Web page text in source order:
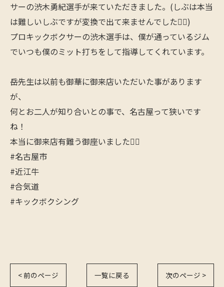
サーの渋木勇紀選手が来ていただきました。(しぶは本当
は難しいしぶですが変換で出て来ませんでした🙇‍♂️)
プロキックボクサーの渋木選手は、僕が通っているジム
でいつも僕のミット打ちをして指導してくれています。
岳先生は以前も御華に御来店いただいた事があります
が、
何とお二人が知り合いとの事で、名古屋って狭いです
ね！
本当に御来店有難う御座いました🙋‍♂️
#名古屋市
#近江牛
#合気道
#キックボクシング
< 前のページ 一覧に戻る 次のページ >